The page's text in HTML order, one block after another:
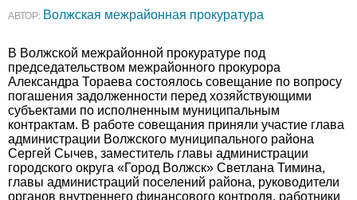
АВТОР: Волжская межрайонная прокуратура
В Волжской межрайонной прокуратуре под
председательством межрайонного прокурора
Александра Тораева состоялось совещание по вопросу
погашения задолженности перед хозяйствующими
субъектами по исполненным муниципальным
контрактам. В работе совещания приняли участие глава
администрации Волжского муниципального района
Сергей Сычев, заместитель главы администрации
городского округа «Город Волжск» Светлана Тимина,
главы администраций поселений района, руководители
органов внутреннего финансового контроля, работники